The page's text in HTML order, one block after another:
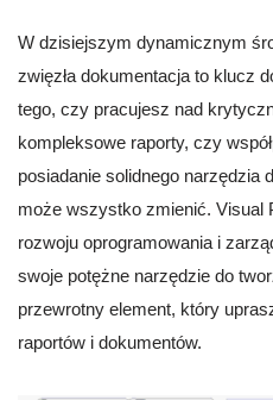
W dzisiejszym dynamicznym
zwięzła dokumentacja to klucz
tego, czy pracujesz nad
kompleksowe raporty, czy
posiadanie solidnego narzędzia
może wszystko zmienić. Visual
rozwoju oprogramowania i
swoje potężne narzędzie do
przewrotny element, który
raportów i dokumentów.